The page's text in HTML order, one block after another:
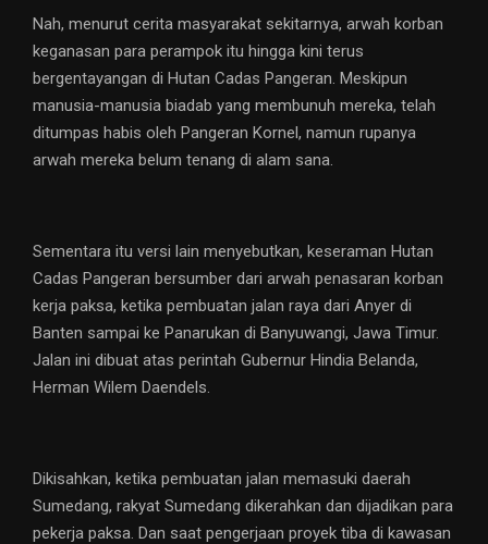
Nah, menurut cerita masyarakat sekitarnya, arwah korban
keganasan para perampok itu hingga kini terus
bergentayangan di Hutan Cadas Pangeran. Meskipun
manusia-manusia biadab yang membunuh mereka, telah
ditumpas habis oleh Pangeran Kornel, namun rupanya
arwah mereka belum tenang di alam sana.
Sementara itu versi lain menyebutkan, keseraman Hutan
Cadas Pangeran bersumber dari arwah penasaran korban
kerja paksa, ketika pembuatan jalan raya dari Anyer di
Banten sampai ke Panarukan di Banyuwangi, Jawa Timur.
Jalan ini dibuat atas perintah Gubernur Hindia Belanda,
Herman Wilem Daendels.
Dikisahkan, ketika pembuatan jalan memasuki daerah
Sumedang, rakyat Sumedang dikerahkan dan dijadikan para
pekerja paksa. Dan saat pengerjaan proyek tiba di kawasan